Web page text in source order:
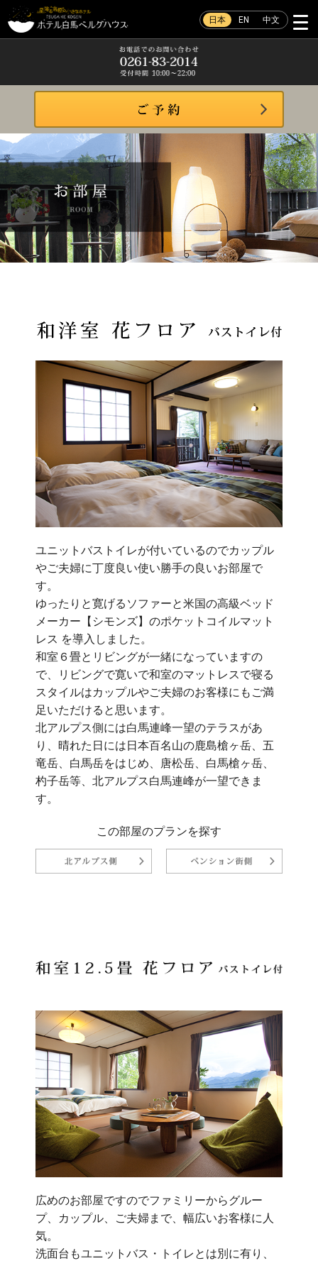
日本 EN 中文
ユニットバストイレが付いているのでカップル
やご夫婦に丁度良い使い勝手の良いお部屋で
す。
ゆったりと寛げるソファーと米国の高級ベッド
メーカー【シモンズ】のポケットコイルマット
レス を導入しました。
和室６畳とリビングが一緒になっていますの
で、リビングで寛いで和室のマットレスで寝る
スタイルはカップルやご夫婦のお客様にもご満
足いただけると思います。
北アルプス側には白馬連峰一望のテラスがあ
り、晴れた日には日本百名山の鹿島槍ヶ岳、五
竜岳、白馬岳をはじめ、唐松岳、白馬槍ヶ岳、
杓子岳等、北アルプス白馬連峰が一望できま
す。
この部屋のプランを探す
広めのお部屋ですのでファミリーからグルー
プ、カップル、ご夫婦まで、幅広いお客様に人
気。
洗面台もユニットバス・トイレとは別に有り、